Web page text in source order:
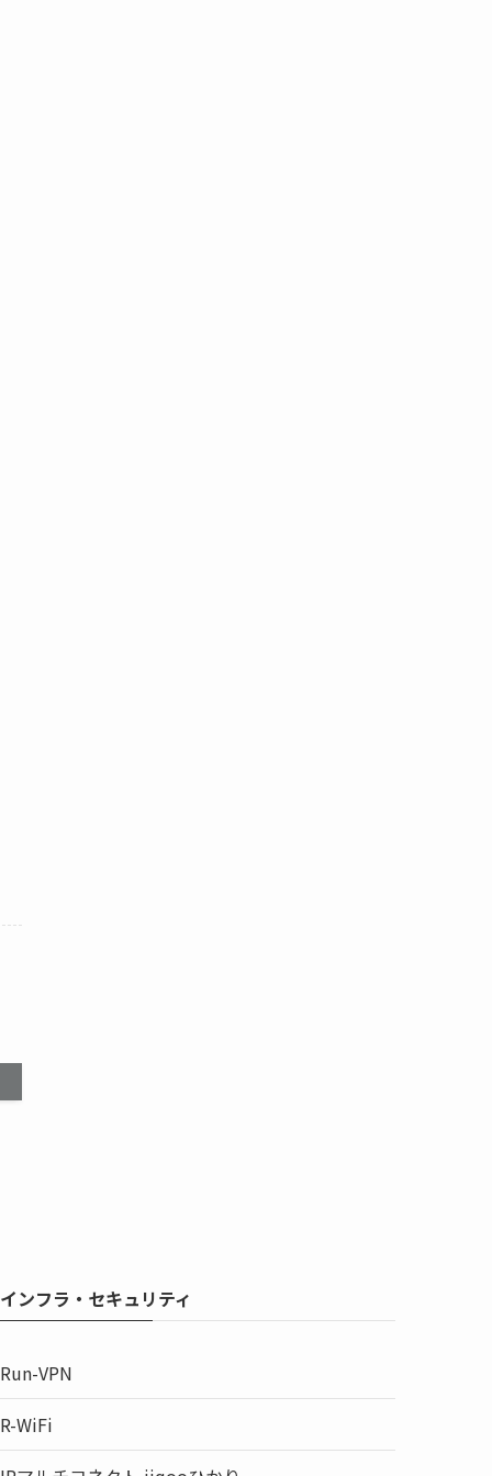
インフラ・セキュリティ
Run-VPN
R-WiFi